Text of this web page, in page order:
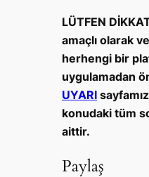
LÜTFEN
amaçlı olarak
herhengi bir
uygulamadan
UYARI
konudaki tüm
aittir.
Paylaş